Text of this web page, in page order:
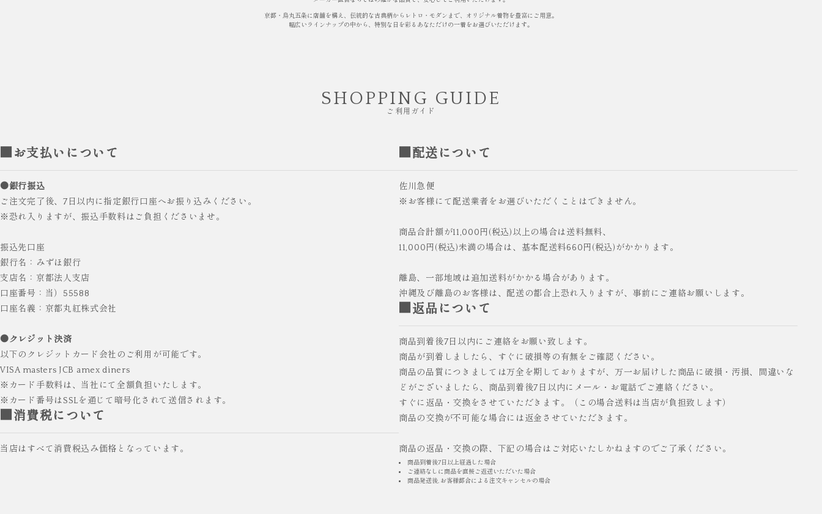
京都・烏丸五条に店舗を構え、伝統的な古典柄からレトロ・モダンまで、オリジナル着物を豊富にご用意。
幅広いラインナップの中から、特別な日を彩るあなただけの一着をお選びいただけます。
SHOPPING GUIDE
ご利用ガイド
■お支払いについて
●銀行振込
ご注文完了後、7日以内に指定銀行口座へお振り込みください。
※恐れ入りますが、振込手数料はご負担くださいませ。
振込先口座
銀行名：みずほ銀行
支店名：京都法人支店
口座番号：当）55588
口座名義：京都丸紅株式会社
●クレジット決済
以下のクレジットカード会社のご利用が可能です。
VISA masters JCB amex diners
※カード手数料は、当社にて全額負担いたします。
※カード番号はSSLを通じて暗号化されて送信されます。
■消費税について
当店はすべて消費税込み価格となっています。
■配送について
佐川急便
※お客様にて配送業者をお選びいただくことはできません。
商品合計額が11,000円(税込)以上の場合は送料無料、
11,000円(税込)未満の場合は、基本配送料660円(税込)がかかります。
離島、一部地域は追加送料がかかる場合があります。
沖縄及び離島のお客様は、配送の都合上恐れ入りますが、事前にご連絡お願いします。
■返品について
商品到着後7日以内にご連絡をお願い致します。
商品が到着しましたら、すぐに破損等の有無をご確認ください。
商品の品質につきましては万全を期しておりますが、万一お届けした商品に破損・汚損、間違いな
どがございましたら、商品到着後7日以内にメール・お電話でご連絡ください。
すぐに返品・交換をさせていただきます。（この場合送料は当店が負担致します）
商品の交換が不可能な場合には返金させていただきます。
商品の返品・交換の際、下記の場合はご対応いたしかねますのでご了承ください。
商品到着後7日以上経過した場合
ご連絡なしに商品を直接ご返送いただいた場合
商品発送後, お客様都合による注文キャンセルの場合